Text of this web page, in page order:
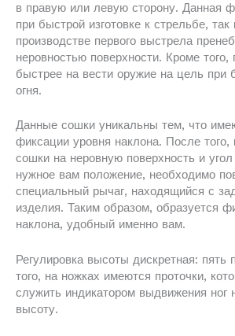
в правую или левую сторону. Данная
при быстрой изготовке к стрельбе, так
производстве первого выстрела
неровностью поверхности. Кроме того,
быстрее на вести оружие на цель при
огня.
Данные сошки уникальны тем, что
фиксации уровня наклона. После того,
сошки на неровную поверхность и
нужное вам положение, необходимо
специальный рычаг, находящийся с
изделия. Таким образом, образуется
наклона, удобный именно вам.
Регулировка высоты дискретная: пять
того, на ножках имеются проточки,
служить индикатором выдвижения ног
высоту.